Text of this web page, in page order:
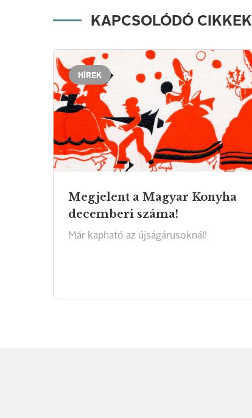
KAPCSOLÓDÓ CIKKEK
HÍREK
Megjelent a Magyar Konyha
decemberi száma!
Már kapható az újságárusoknál!